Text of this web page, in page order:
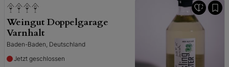
Weingut Doppelgarage
Varnhalt
Baden-Baden, Deutschland
Jetzt geschlossen